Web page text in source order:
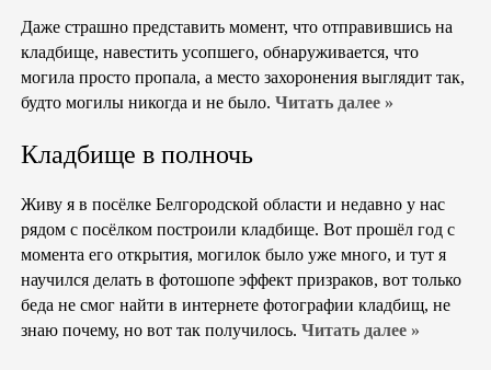
Даже страшно представить момент, что отправившись на
кладбище, навестить усопшего, обнаруживается, что
могила просто пропала, а место захоронения выглядит так,
будто могилы никогда и не было. Читать далее »
Кладбище в полночь
Живу я в посёлке Белгородской области и недавно у нас
рядом с посёлком построили кладбище. Вот прошёл год с
момента его открытия, могилок было уже много, и тут я
научился делать в фотошопе эффект призраков, вот только
беда не смог найти в интернете фотографии кладбищ, не
знаю почему, но вот так получилось. Читать далее »